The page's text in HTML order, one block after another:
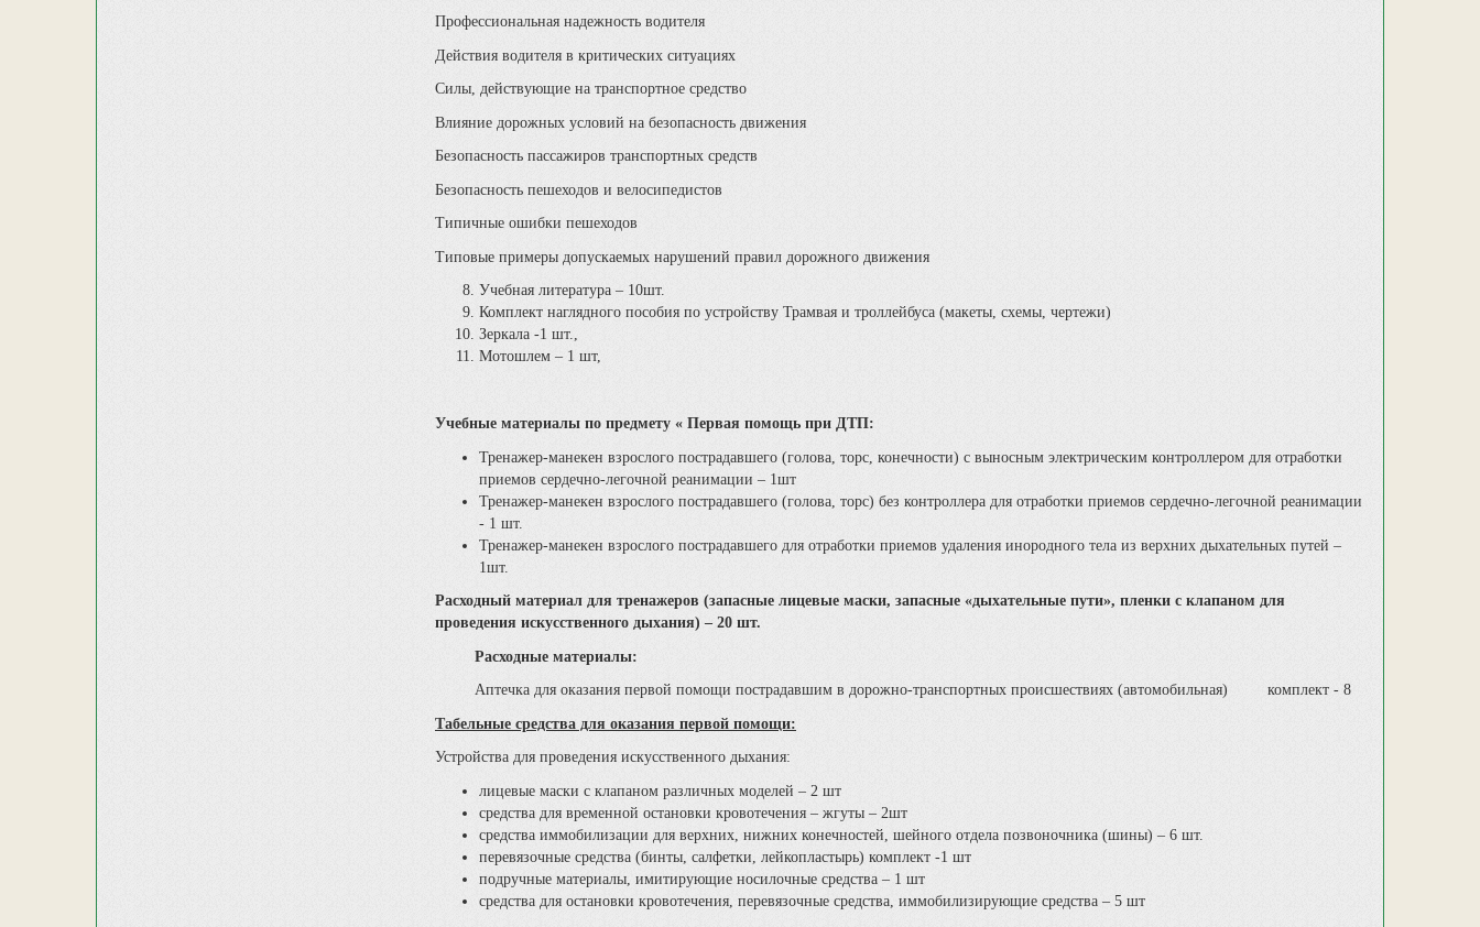
Профессиональная надежность водителя
Действия водителя в критических ситуациях
Силы, действующие на транспортное средство
Влияние дорожных условий на безопасность движения
Безопасность пассажиров транспортных средств
Безопасность пешеходов и велосипедистов
Типичные ошибки пешеходов
Типовые примеры допускаемых нарушений правил дорожного движения
Учебная литература – 10шт.
Комплект наглядного пособия по устройству Трамвая и троллейбуса (макеты, схемы, чертежи)
Зеркала -1 шт.,
Мотошлем – 1 шт,
Учебные материалы по предмету « Первая помощь при ДТП:
Тренажер-манекен взрослого пострадавшего (голова, торс, конечности) с выносным электрическим контроллером для отработки
приемов сердечно-легочной реанимации – 1шт
Тренажер-манекен взрослого пострадавшего (голова, торс) без контроллера для отработки приемов сердечно-легочной реанимации
- 1 шт.
Тренажер-манекен взрослого пострадавшего для отработки приемов удаления инородного тела из верхних дыхательных путей –
1шт.
Расходный материал для тренажеров (запасные лицевые маски, запасные «дыхательные пути», пленки с клапаном для
проведения искусственного дыхания) – 20 шт.
Расходные материалы:
Аптечка для оказания первой помощи пострадавшим в дорожно-транспортных происшествиях (автомобильная) комплект - 8
Табельные средства для оказания первой помощи:
Устройства для проведения искусственного дыхания:
лицевые маски с клапаном различных моделей – 2 шт
средства для временной остановки кровотечения – жгуты – 2шт
средства иммобилизации для верхних, нижних конечностей, шейного отдела позвоночника (шины) – 6 шт.
перевязочные средства (бинты, салфетки, лейкопластырь) комплект -1 шт
подручные материалы, имитирующие носилочные средства – 1 шт
средства для остановки кровотечения, перевязочные средства, иммобилизирующие средства – 5 шт